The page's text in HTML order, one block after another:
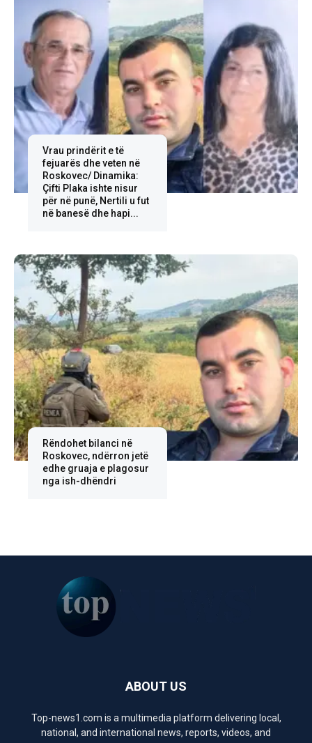
Vrau prindërit e të
fejuarës dhe veten në
Roskovec/ Dinamika:
Çifti Plaka ishte nisur
për në punë, Nertili u fut
në banesë dhe hapi...
Rëndohet bilanci në
Roskovec, ndërron jetë
edhe gruaja e plagosur
nga ish-dhëndri
ABOUT US
Top-news1.com is a multimedia platform delivering local,
national, and international news, reports, videos, and